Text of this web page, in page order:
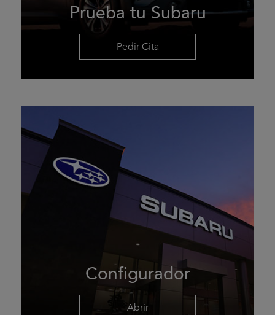
Prueba tu Subaru
Pedir Cita
Configurador
Abrir